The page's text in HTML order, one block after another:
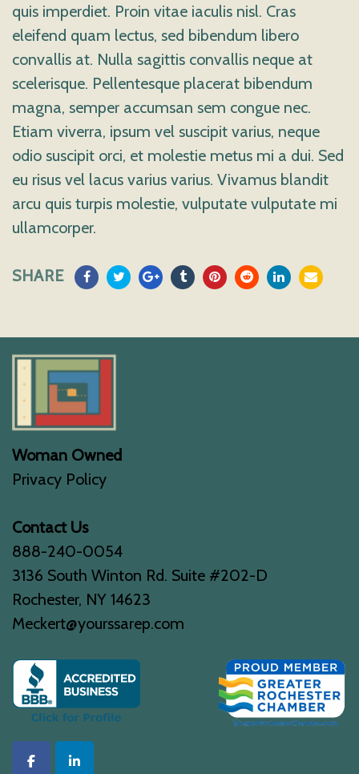
quis imperdiet. Proin vitae iaculis nisl. Cras
eleifend quam lectus, sed bibendum libero
convallis at. Nulla sagittis convallis neque at
scelerisque. Pellentesque placerat bibendum
magna, semper accumsan sem congue nec.
Etiam viverra, ipsum vel suscipit varius, neque
odio suscipit orci, et molestie metus mi a dui. Sed
eu risus vel lacus varius varius. Vivamus blandit
arcu quis turpis molestie, vulputate vulputate mi
ullamcorper.
SHARE
Woman Owned
Privacy Policy
Contact Us
888-240-0054
3136 South Winton Rd. Suite #202-D
Rochester, NY 14623
Meckert@yourssarep.com